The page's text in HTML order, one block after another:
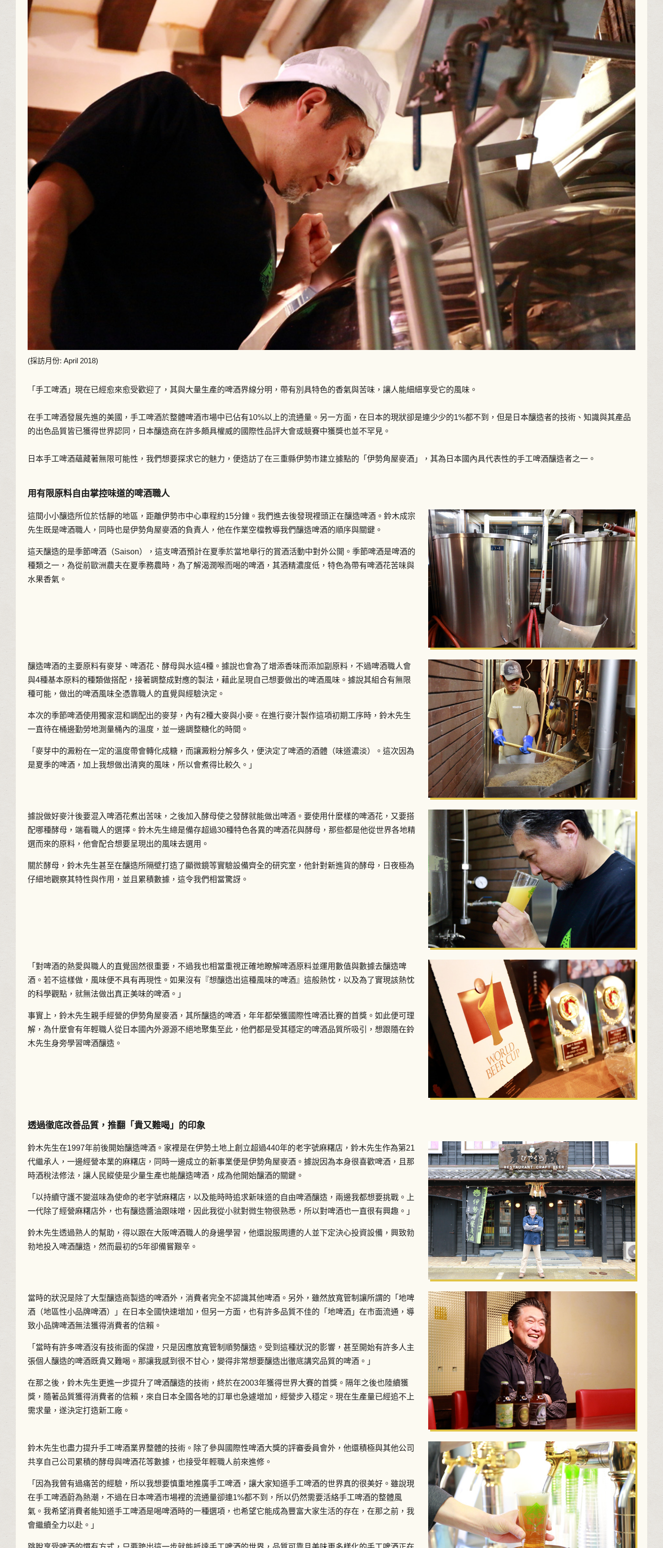
(採訪月份: April 2018)
「手工啤酒」現在已經愈來愈受歡迎了，其與大量生產的啤酒界線分明，帶有別具特色的香氣與苦味，讓人能細細享受它的風味。
在手工啤酒發展先進的美國，手工啤酒於整體啤酒市場中已佔有10%以上的流通量。另一方面，在日本的現狀卻是連少少的1%都不到，但是日本釀造者的技術、知識與其產品
的出色品質皆已獲得世界認同，日本釀造商在許多頗具權威的國際性品評大會或競賽中獲獎也並不罕見。
日本手工啤酒蘊藏著無限可能性，我們想要探求它的魅力，便造訪了在三重縣伊勢市建立據點的「伊勢角屋麥酒」，其為日本國內具代表性的手工啤酒釀造者之一。
用有限原料自由掌控味道的啤酒職人
這間小小釀造所位於恬靜的地區，距離伊勢市中心車程約15分鐘。我們進去後發現裡頭正在釀造啤酒。鈴木成宗
先生既是啤酒職人，同時也是伊勢角屋麥酒的負責人，他在作業空檔教導我們釀造啤酒的順序與關鍵。
這天釀造的是季節啤酒（Saison），這支啤酒預計在夏季於當地舉行的賞酒活動中對外公開。季節啤酒是啤酒的
種類之一，為從前歐洲農夫在夏季務農時，為了解渴潤喉而喝的啤酒，其酒精濃度低，特色為帶有啤酒花苦味與
水果香氣。
釀造啤酒的主要原料有麥芽、啤酒花、酵母與水這4種。據說也會為了增添香味而添加副原料，不過啤酒職人會
與4種基本原料的種類做搭配，接著調整成對應的製法，藉此呈現自己想要做出的啤酒風味。據說其組合有無限
種可能，做出的啤酒風味全憑靠職人的直覺與經驗決定。
本次的季節啤酒使用獨家混和調配出的麥芽，內有2種大麥與小麥。在進行麥汁製作這項初期工序時，鈴木先生
一直待在桶邊勤勞地測量桶內的溫度，並一邊調整糖化的時間。
「麥芽中的澱粉在一定的溫度帶會轉化成糖，而讓澱粉分解多久，便決定了啤酒的酒體（味道濃淡）。這次因為
是夏季的啤酒，加上我想做出清爽的風味，所以會煮得比較久。」
據說做好麥汁後要混入啤酒花煮出苦味，之後加入酵母使之發酵就能做出啤酒。要使用什麼樣的啤酒花，又要搭
配哪種酵母，端看職人的選擇。鈴木先生總是備存超過30種特色各異的啤酒花與酵母，那些都是他從世界各地精
選而來的原料，他會配合想要呈現出的風味去選用。
關於酵母，鈴木先生甚至在釀造所隔壁打造了顯微鏡等實驗設備齊全的研究室，他針對新進貨的酵母，日夜極為
仔細地觀察其特性與作用，並且累積數據，這令我們相當驚訝。
「對啤酒的熱愛與職人的直覺固然很重要，不過我也相當重視正確地瞭解啤酒原料並運用數值與數據去釀造啤
酒。若不這樣做，風味便不具有再現性。如果沒有『想釀造出這種風味的啤酒』這般熱忱，以及為了實現該熱忱
的科學觀點，就無法做出真正美味的啤酒。」
事實上，鈴木先生親手經營的伊勢角屋麥酒，其所釀造的啤酒，年年都榮獲國際性啤酒比賽的首獎。如此便可理
解，為什麼會有年輕職人從日本國內外源源不絕地聚集至此，他們都是受其穩定的啤酒品質所吸引，想跟隨在鈴
木先生身旁學習啤酒釀造。
透過徹底改善品質，推翻「貴又難喝」的印象
鈴木先生在1997年前後開始釀造啤酒。家裡是在伊勢土地上創立超過440年的老字號麻糬店，鈴木先生作為第21
代繼承人，一邊經營本業的麻糬店，同時一邊成立的新事業便是伊勢角屋麥酒。據說因為本身很喜歡啤酒，且那
時酒稅法修法，讓人民縱使是少量生產也能釀造啤酒，成為他開始釀酒的關鍵。
「以持續守護不變滋味為使命的老字號麻糬店，以及能時時追求新味道的自由啤酒釀造，兩邊我都想要挑戰。上
一代除了經營麻糬店外，也有釀造醬油跟味噌，因此我從小就對微生物很熟悉，所以對啤酒也一直很有興趣。」
鈴木先生透過熟人的幫助，得以跟在大阪啤酒職人的身邊學習，他還說服周遭的人並下定決心投資設備，興致勃
勃地投入啤酒釀造，然而最初的5年卻備嘗艱辛。
當時的狀況是除了大型釀造商製造的啤酒外，消費者完全不認識其他啤酒。另外，雖然放寬管制讓所謂的「地啤
酒（地區性小品牌啤酒）」在日本全國快速增加，但另一方面，也有許多品質不佳的「地啤酒」在市面流通，導
致小品牌啤酒無法獲得消費者的信賴。
「當時有許多啤酒沒有技術面的保證，只是因應放寬管制順勢釀造。受到這種狀況的影響，甚至開始有許多人主
張個人釀造的啤酒既貴又難喝。那讓我感到很不甘心，變得非常想要釀造出徹底講究品質的啤酒。」
在那之後，鈴木先生更進一步提升了啤酒釀造的技術，終於在2003年獲得世界大賽的首獎。隔年之後也陸續獲
獎，隨著品質獲得消費者的信賴，來自日本全國各地的訂單也急遽增加，經營步入穩定。現在生產量已經追不上
需求量，遂決定打造新工廠。
鈴木先生也盡力提升手工啤酒業界整體的技術。除了參與國際性啤酒大獎的評審委員會外，他還積極與其他公司
共享自己公司累積的酵母與啤酒花等數據，也接受年輕職人前來進修。
「因為我曾有過痛苦的經驗，所以我想要慎重地推廣手工啤酒，讓大家知道手工啤酒的世界真的很美好。雖說現
在手工啤酒蔚為熱潮，不過在日本啤酒市場裡的流通量卻連1%都不到，所以仍然需要活絡手工啤酒的整體風
氣。我希望消費者能知道手工啤酒是喝啤酒時的一種選項，也希望它能成為豐富大家生活的存在，在那之前，我
會繼續全力以赴。」